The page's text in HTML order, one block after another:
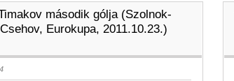
második gólja (Szolnok-
Eurokupa, 2011.10.23.)